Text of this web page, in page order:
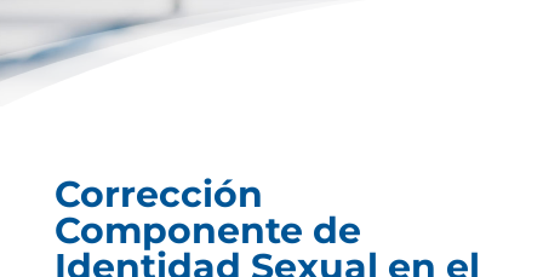
Corrección
Componente de
Identidad Sexual en el